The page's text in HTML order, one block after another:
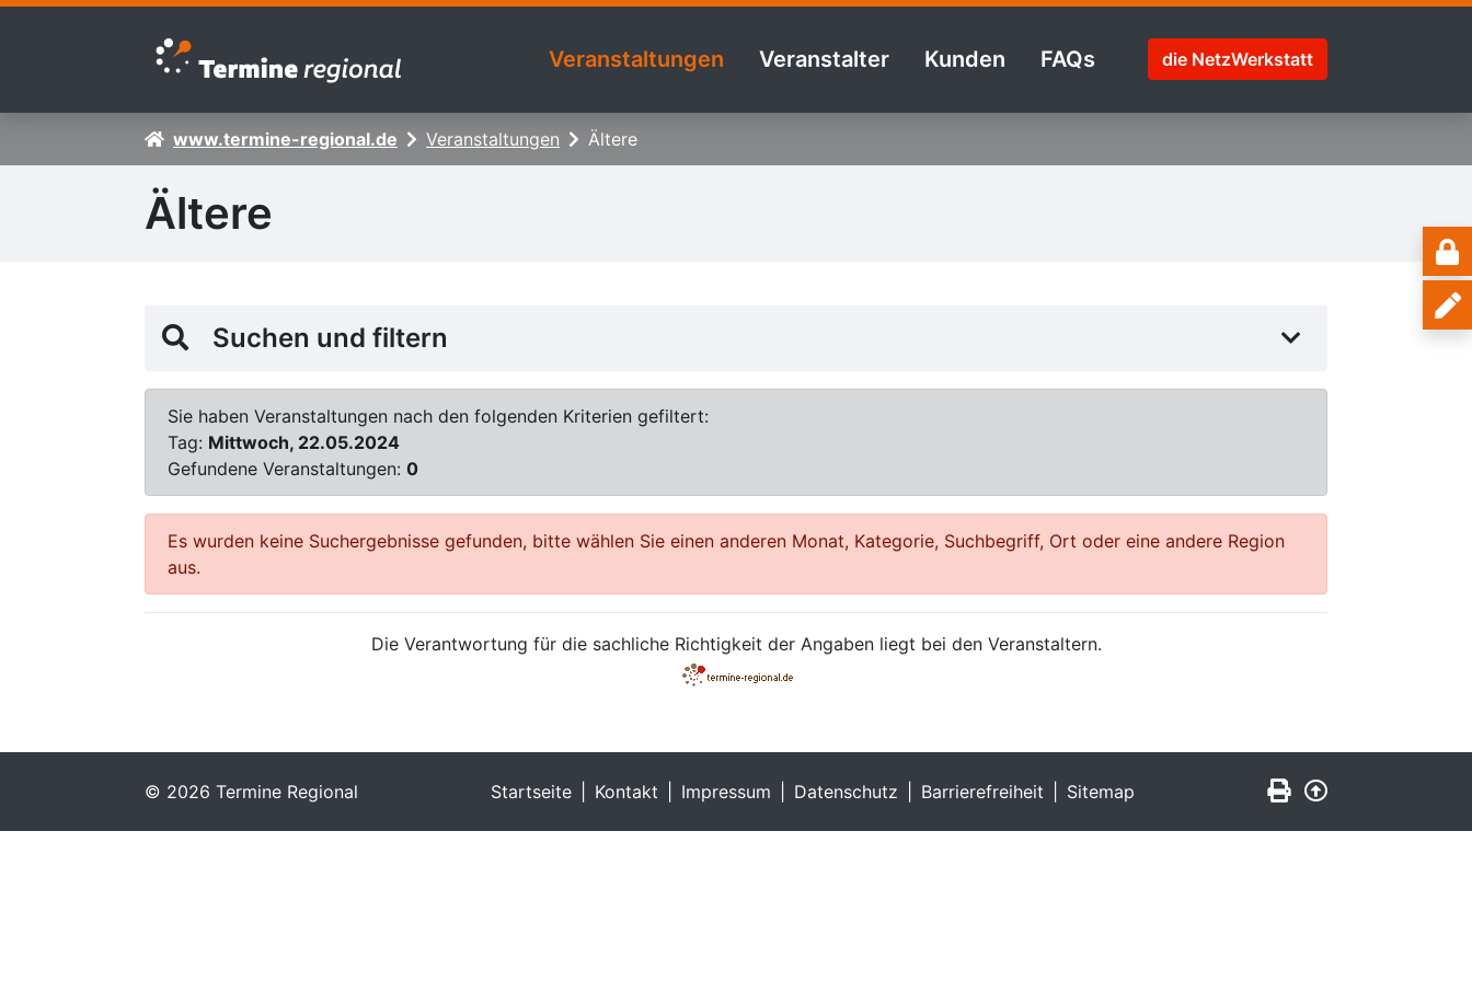
Zur Navigation springen
Zum Inhalt springen
Veranstaltungen Veranstalter Kunden FAQs die NetzWerkstatt
www.termine-regional.de Veranstaltungen Ältere
Ältere
Suchen und filtern
Sie haben Veranstaltungen nach den folgenden Kriterien gefiltert:
Tag: Mittwoch, 22.05.2024
Gefundene Veranstaltungen: 0
Es wurden keine Suchergebnisse gefunden, bitte wählen Sie einen anderen Monat, Kategorie, Suchbegriff, Ort oder eine andere Region
aus.
Die Verantwortung für die sachliche Richtigkeit der Angaben liegt bei den Veranstaltern.
© 2026 Termine Regional Startseite Kontakt Impressum Datenschutz Barrierefreiheit Sitemap Seite drucken
Zurück nach